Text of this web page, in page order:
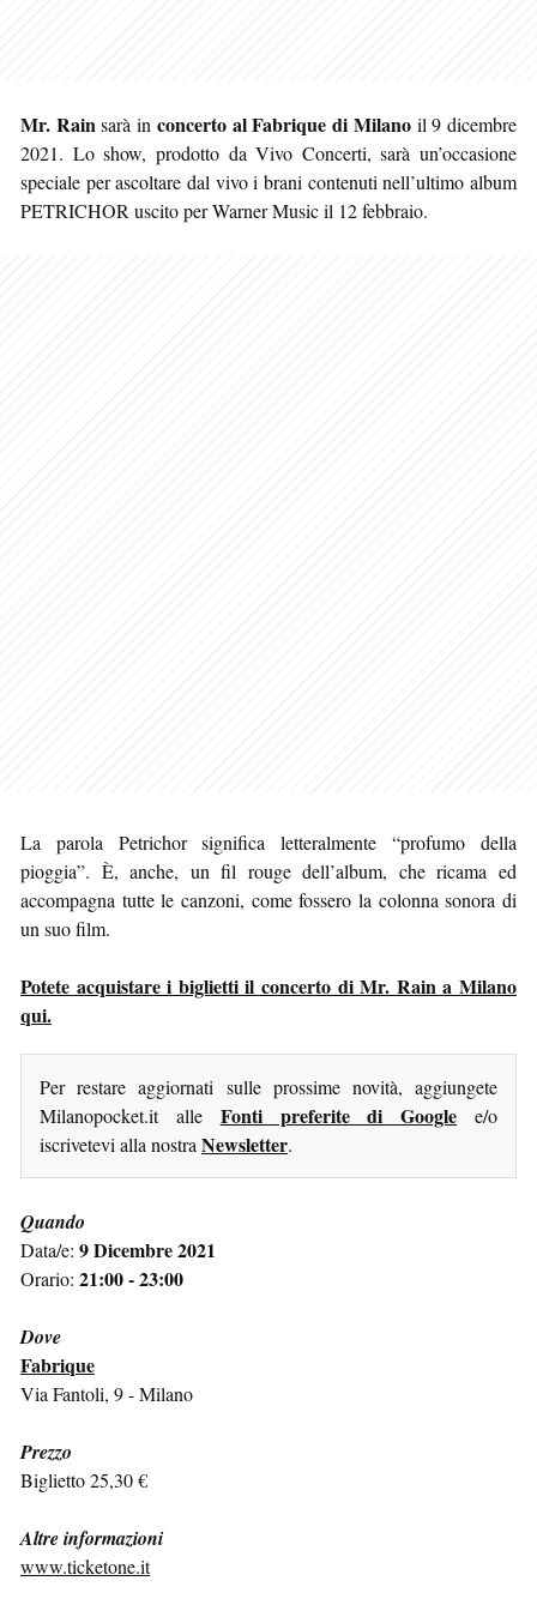
Mr. Rain sarà in concerto al Fabrique di Milanoil 9 dicembre
2021. Lo show, prodotto da Vivo Concerti, sarà un’occasione
speciale per ascoltare dal vivo i brani contenuti nell’ultimo album
PETRICHOR uscito per Warner Music il 12 febbraio.
La parola Petrichor significa letteralmente “profumo della
pioggia”. È, anche, un fil rouge dell’album, che ricama ed
accompagna tutte le canzoni, come fossero la colonna sonora di
un suo film.
Potete acquistare i biglietti il concerto di Mr. Rain a Milano
qui.
Per restare aggiornati sulle prossime novità, aggiungete
Milanopocket.it alle Fonti preferite di Google e/o
iscrivetevi alla nostra Newsletter.
Quando
Data/e: 9 Dicembre 2021
Orario: 21:00 - 23:00
Dove
Fabrique
Via Fantoli, 9 - Milano
Prezzo
Biglietto 25,30 €
Altre informazioni
www.ticketone.it